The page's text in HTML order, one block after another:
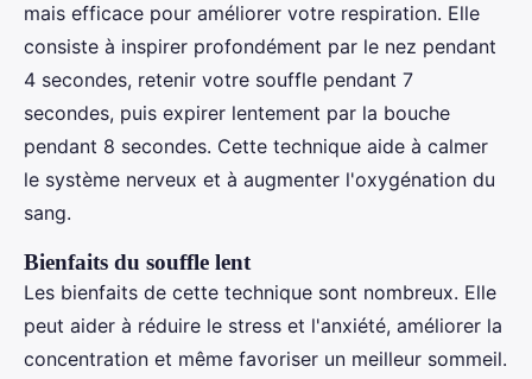
mais efficace pour améliorer votre respiration. Elle
consiste à inspirer profondément par le nez pendant
4 secondes, retenir votre souffle pendant 7
secondes, puis expirer lentement par la bouche
pendant 8 secondes. Cette technique aide à calmer
le système nerveux et à augmenter l'oxygénation du
sang.
Bienfaits du souffle lent
Les bienfaits de cette technique sont nombreux. Elle
peut aider à réduire le stress et l'anxiété, améliorer la
concentration et même favoriser un meilleur sommeil.